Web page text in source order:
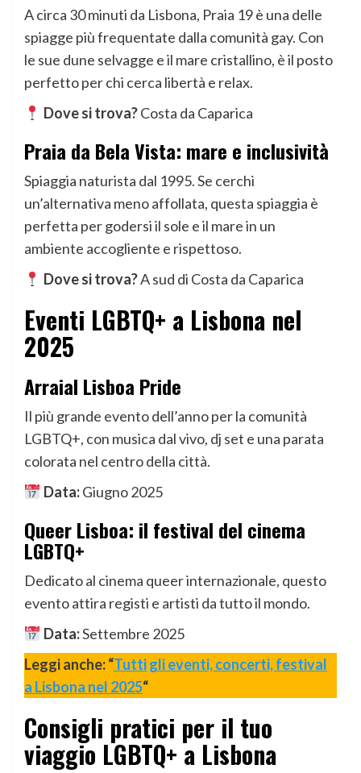
A circa 30 minuti da Lisbona, Praia 19 è una delle
spiagge più frequentate dalla comunità gay. Con
le sue dune selvagge e il mare cristallino, è il posto
perfetto per chi cerca libertà e relax.
Dove si trova?Costa da Caparica
Praia da Bela Vista: mare e inclusività
Spiaggia naturista dal 1995. Se cerchi
un’alternativa meno affollata, questa spiaggia è
perfetta per godersi il sole e il mare in un
ambiente accogliente e rispettoso.
Dove si trova?A sud di Costa da Caparica
Eventi LGBTQ+ a Lisbona nel
2025
Arraial Lisboa Pride
Il più grande evento dell’anno per la comunità
LGBTQ+, con musica dal vivo, dj set e una parata
colorata nel centro della città.
Data:Giugno 2025
Queer Lisboa: il festival del cinema
LGBTQ+
Dedicato al cinema queer internazionale, questo
evento attira registi e artisti da tutto il mondo.
Data:Settembre 2025
Leggi anche: “Tutti gli eventi, concerti, festival
a Lisbona nel 2025“
Consigli pratici per il tuo
viaggio LGBTQ+ a Lisbona